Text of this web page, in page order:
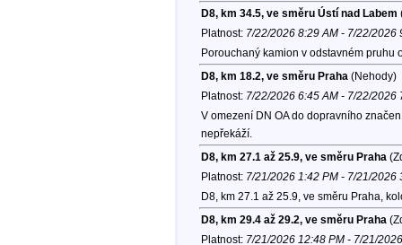
D8, km 34.5, ve směru Ústí nad Labem
Platnost: 7/22/2026 8:29 AM - 7/22/2026
Porouchaný kamion v odstavném pruhu
D8, km 18.2, ve směru Praha (Nehody)
Platnost: 7/22/2026 6:45 AM - 7/22/2026
V omezení DN OA do dopravního
nepřekáží.
D8, km 27.1 až 25.9, ve směru Praha
Platnost: 7/21/2026 1:42 PM - 7/21/2026
D8, km 27.1 až 25.9, ve směru Praha,
D8, km 29.4 až 29.2, ve směru Praha
Platnost: 7/21/2026 12:48 PM - 7/21/